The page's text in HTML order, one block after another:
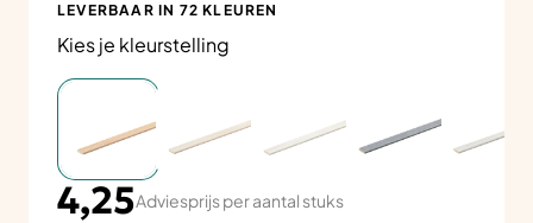
LEVERBAAR IN 72 KLEUREN
Kies je kleurstelling
4,25Adviesprijs per aantal stuks